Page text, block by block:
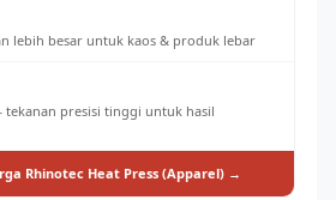
lebih besar untuk kaos & produk lebar
presisi tinggi untuk hasil
Rhinotec Heat Press (Apparel) →